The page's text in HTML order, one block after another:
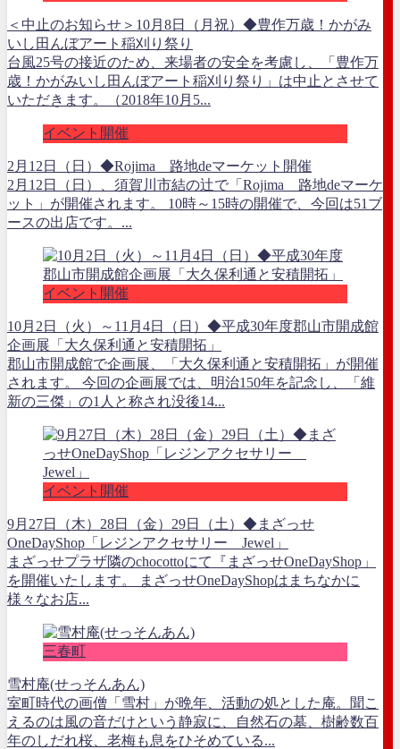
＜中止のお知らせ＞10月8日（月祝）◆豊作万歳！かがみ
いし田んぼアート稲刈り祭り
台風25号の接近のため、来場者の安全を考慮し、「豊作万
歳！かがみいし田んぼアート稲刈り祭り」は中止とさせて
いただきます。（2018年10月5...
イベント開催
2月12日（日）◆Rojima 路地deマーケット開催
2月12日（日）、須賀川市結の辻で「Rojima 路地deマーケ
ット」が開催されます。 10時～15時の開催で、今回は51ブ
ースの出店です。...
イベント開催
10月2日（火）～11月4日（日）◆平成30年度郡山市開成館
企画展「大久保利通と安積開拓」
郡山市開成館で企画展、「大久保利通と安積開拓」が開催
されます。 今回の企画展では、明治150年を記念し、「維
新の三傑」の1人と称され没後14...
イベント開催
9月27日（木）28日（金）29日（土）◆まざっせ
OneDayShop「レジンアクセサリー Jewel」
まざっせプラザ隣のchocottoにて『まざっせOneDayShop」
を開催いたします。 まざっせOneDayShopはまちなかに
様々なお店...
三春町
雪村庵(せっそんあん)
室町時代の画僧「雪村」が晩年、活動の処とした庵。聞こ
えるのは風の音だけという静寂に、自然石の墓、樹齢数百
年のしだれ桜、老梅も息をひそめている...